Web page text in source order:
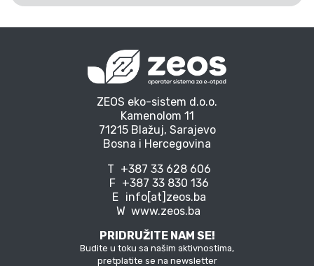
ZEOS eko-sistem d.o.o.
Kamenolom 11
71215 Blažuj, Sarajevo
Bosna i Hercegovina
T +387 33 628 606
F +387 33 830 136
E info[at]zeos.ba
W www.zeos.ba
PRIDRUŽITE NAM SE!
Budite u toku sa našim aktivnostima,
pretplatite se na newsletter